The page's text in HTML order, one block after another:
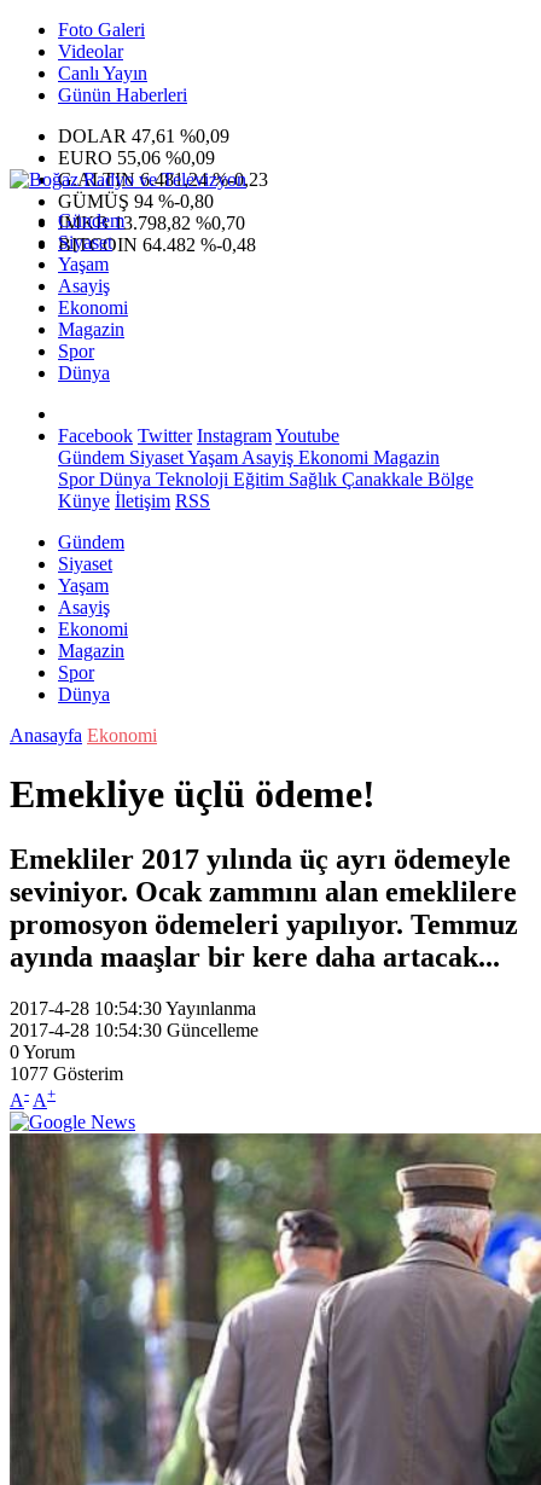
Foto Galeri
Videolar
Canlı Yayın
Günün Haberleri
DOLAR 47,61 %0,09
EURO 55,06 %0,09
G.ALTIN6.481,24 %-0,23
GÜMÜŞ 94 %-0,80
IMKB13.798,82 %0,70
BITCOIN 64.482 %-0,48
Gündem
Siyaset
Yaşam
Asayiş
Ekonomi
Magazin
Spor
Dünya
Facebook Twitter InstagramYoutube
Gündem SiyasetYaşam Asayiş Ekonomi Magazin
SporDünya Teknoloji Eğitim Sağlık Çanakkale Bölge
Künye İletişim RSS
Gündem
Siyaset
Yaşam
Asayiş
Ekonomi
Magazin
Spor
Dünya
Anasayfa Ekonomi
Emekliye üçlü ödeme!
Emekliler 2017 yılında üç ayrı ödemeyle
seviniyor. Ocak zammını alan emeklilere
promosyon ödemeleri yapılıyor. Temmuz
ayında maaşlar bir kere daha artacak...
2017-4-28 10:54:30Yayınlanma
2017-4-28 10:54:30 Güncelleme
0Yorum
1077 Gösterim
A- A+